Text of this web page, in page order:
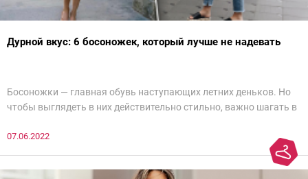
Дурной вкус: 6 босоножек, который лучше не надевать
Босоножки — главная обувь наступающих летних деньков. Но
чтобы выглядеть в них действительно стильно, важно шагать в
сезоне лучше не надевать. Потому что они — гарант дурного
вкуса и стопроцентный антитренд.
07.06.2022